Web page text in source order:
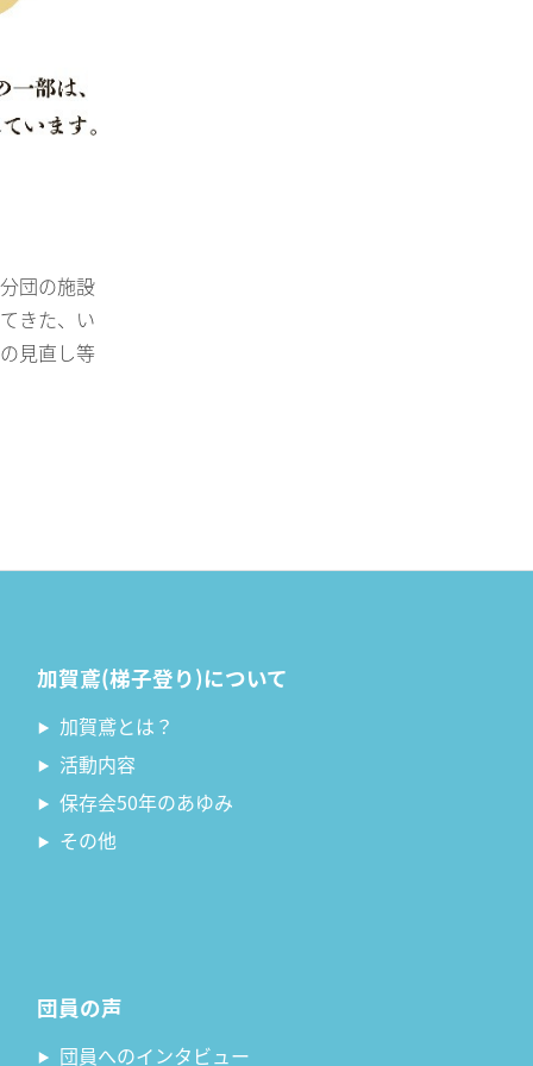
団の施設
きた、い
見直し等
加賀鳶(梯子登り)について
加賀鳶とは？
活動内容
保存会50年のあゆみ
その他
団員の声
団員へのインタビュー